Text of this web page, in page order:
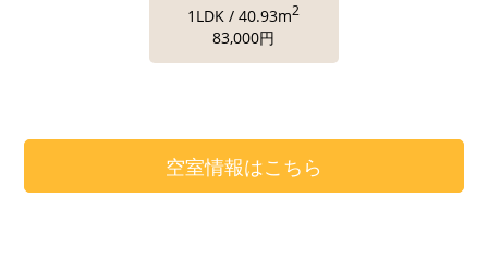
1LDK / 40.93m2
83,000円
空室情報はこちら